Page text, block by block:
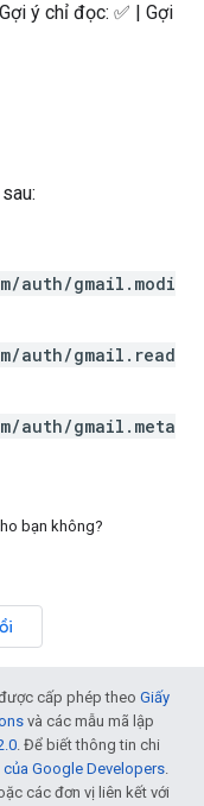
ý chỉ đọc: ✅ | Gợi
auth/gmail.modi
auth/gmail.read
auth/gmail.meta
bạn không?
cấp phép theo Giấy
và các mẫu mã lập
. Để biết thông tin chi
Google Developers.
các đơn vị liên kết với